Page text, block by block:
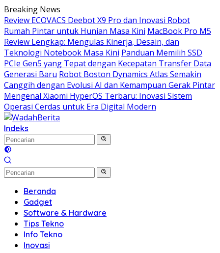
Langsung
ke
konten
Breaking News
Review ECOVACS Deebot X9 Pro dan Inovasi Robot
Rumah Pintar untuk Hunian Masa Kini MacBook Pro M5
Review Lengkap: Mengulas Kinerja, Desain, dan
Teknologi Notebook Masa Kini Panduan Memilih SSD
PCIe Gen5 yang Tepat dengan Kecepatan Transfer Data
Generasi Baru Robot Boston Dynamics Atlas Semakin
Canggih dengan Evolusi AI dan Kemampuan Gerak Pintar
Mengenal Xiaomi HyperOS Terbaru: Inovasi Sistem
Operasi Cerdas untuk Era Digital Modern
Indeks
Beranda
Gadget
Software & Hardware
Tips Tekno
Info Tekno
Inovasi